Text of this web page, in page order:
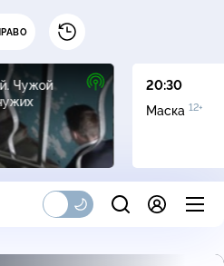
Чужой
16+
20:30
Маска 12+